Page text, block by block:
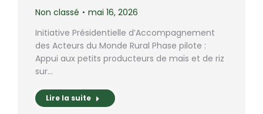
Non classé
mai 16, 2026
Initiative Présidentielle d’Accompagnement
des Acteurs du Monde Rural Phase pilote :
Appui aux petits producteurs de maïs et de riz
sur…
Lire la suite